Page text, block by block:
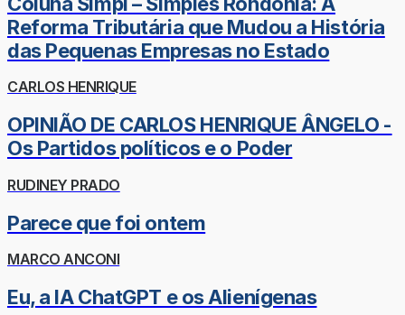
Reforma Tributária que Mudou a História
das Pequenas Empresas no Estado
CARLOS HENRIQUE
OPINIÃO DE CARLOS HENRIQUE ÂNGELO -
Os Partidos políticos e o Poder
RUDINEY PRADO
Parece que foi ontem
MARCO ANCONI
Eu, a IA ChatGPT e os Alienígenas